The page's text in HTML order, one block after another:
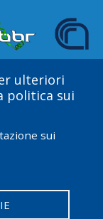
ulteriori
politica sui
sui
con
Education